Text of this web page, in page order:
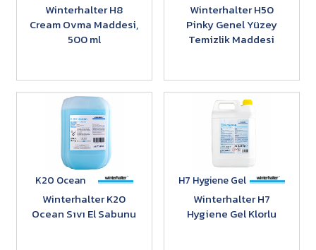
Winterhalter H8
Cream Ovma Maddesi,
500 ml
Winterhalter H50
Pinky Genel Yüzey
Temizlik Maddesi
K20 Ocean
Winterhalter K20
Ocean Sıvı El Sabunu
H7 Hygiene Gel
Winterhalter H7
Hygiene Gel Klorlu